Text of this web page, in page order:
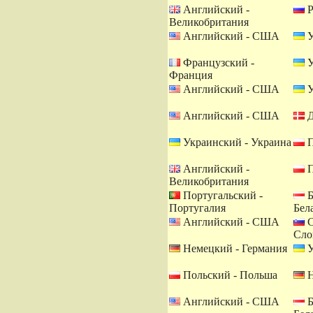
Английский -
Великобритания
Английский - США
Французский -
Франция
Английский - США
Английский - США
Украинский - Украина
Английский -
Великобритания
Португальский -
Португалия
Английский - США
Немецкий - Германия
Польский - Польша
Английский - США